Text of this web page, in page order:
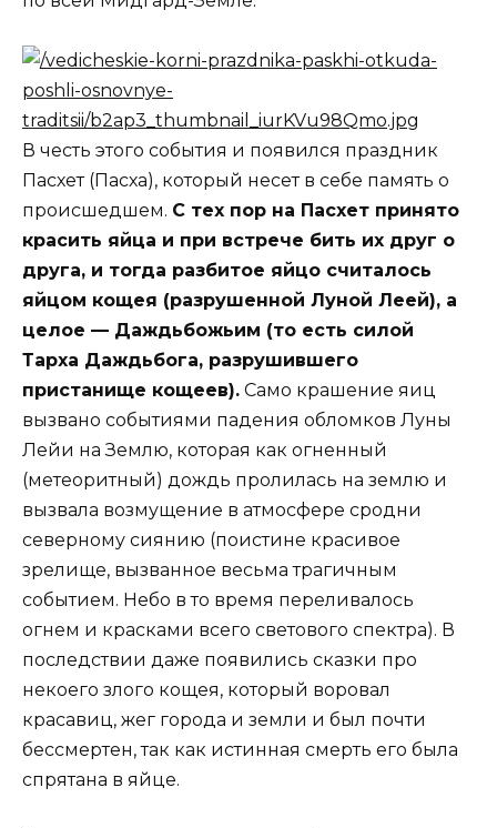
В честь этого события и появился праздник
Пасхет (Пасха), который несет в себе память о
происшедшем. С тех пор на Пасхет принято
красить яйца и при встрече бить их друг о
друга, и тогда разбитое яйцо считалось
яйцом кощея (разрушенной Луной Леей), а
целое — Даждьбожьим (то есть силой
Тарха Даждьбога, разрушившего
пристанище кощеев). Само крашение яиц
вызвано событиями падения обломков Луны
Лейи на Землю, которая как огненный
(метеоритный) дождь пролилась на землю и
вызвала возмущение в атмосфере сродни
северному сиянию (поистине красивое
зрелище, вызванное весьма трагичным
событием. Небо в то время переливалось
огнем и красками всего светового спектра). В
последствии даже появились сказки про
некоего злого кощея, который воровал
красавиц, жег города и земли и был почти
бессмертен, так как истинная смерть его была
спрятана в яйце.